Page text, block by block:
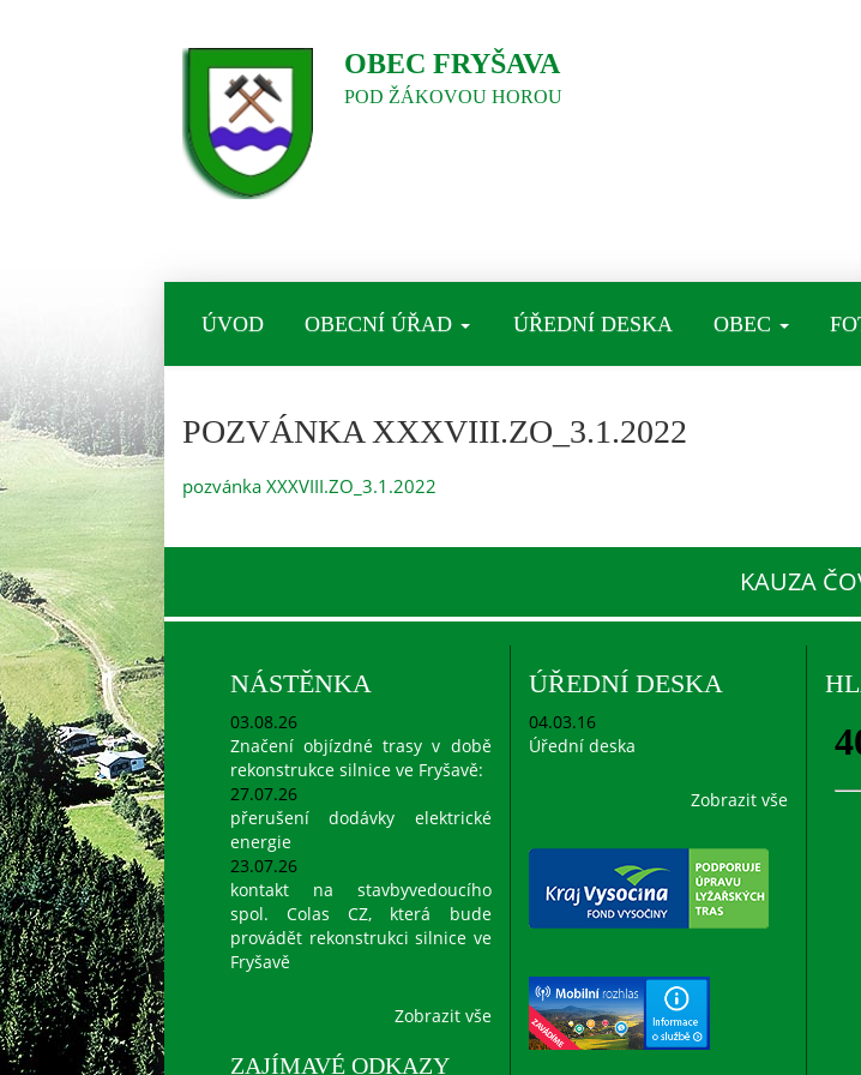
OBEC FRYŠAVA
POD ŽÁKOVOU HOROU
ÚVOD OBECNÍ ÚŘAD ÚŘEDNÍ DESKA OBEC
POZVÁNKA XXXVIII.ZO_3.1.2022
pozvánka XXXVIII.ZO_3.1.2022
KAUZA
NÁSTĚNKA
03.08.26
Značení objízdné trasy v době
rekonstrukce silnice ve Fryšavě:
27.07.26
přerušení dodávky elektrické
energie
23.07.26
kontakt na stavbyvedoucího
spol. Colas CZ, která bude
provádět rekonstrukci silnice ve
Fryšavě
Zobrazit vše
ZAJÍMAVÉ ODKAZY
ÚŘEDNÍ DESKA
04.03.16
Úřední deska
Zobrazit vše